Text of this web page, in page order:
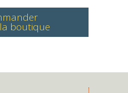
boutique